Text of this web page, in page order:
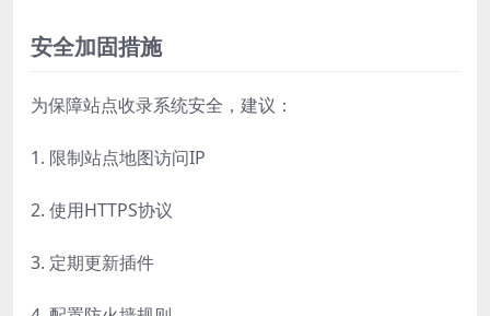
安全加固措施
为保障站点收录系统安全，建议：
1. 限制站点地图访问IP
2. 使用HTTPS协议
3. 定期更新插件